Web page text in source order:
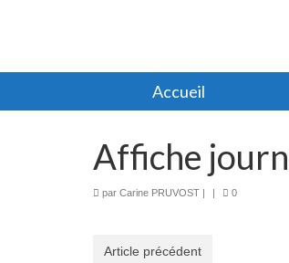
Accueil
Affiche
par Carine PRUVOST | | 0
Article précédent